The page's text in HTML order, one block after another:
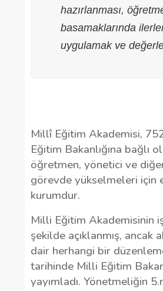
hazırlanması,
basamaklarında
uygulamak ve
Millî Eğitim Akademisi,
Eğitim Bakanlığına bağlı
öğretmen, yönetici ve
görevde yükselmeleri için
kurumdur.
Milli Eğitim Akademisinin
şekilde açıklanmış,
dair herhangi bir
tarihinde Milli Eğitim
yayımladı. Yönetmeliğin